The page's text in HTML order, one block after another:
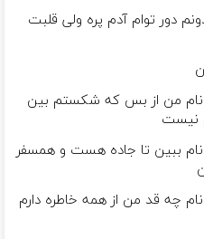
دور توام آدم پره ولی قلبت
نام من از بس كه شكستم بین
نیست
نام ببین تا جاده هست و همسفر
چه قد من از همه خاطره دارم